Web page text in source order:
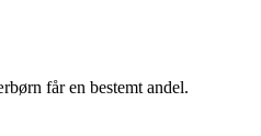
får en bestemt andel.